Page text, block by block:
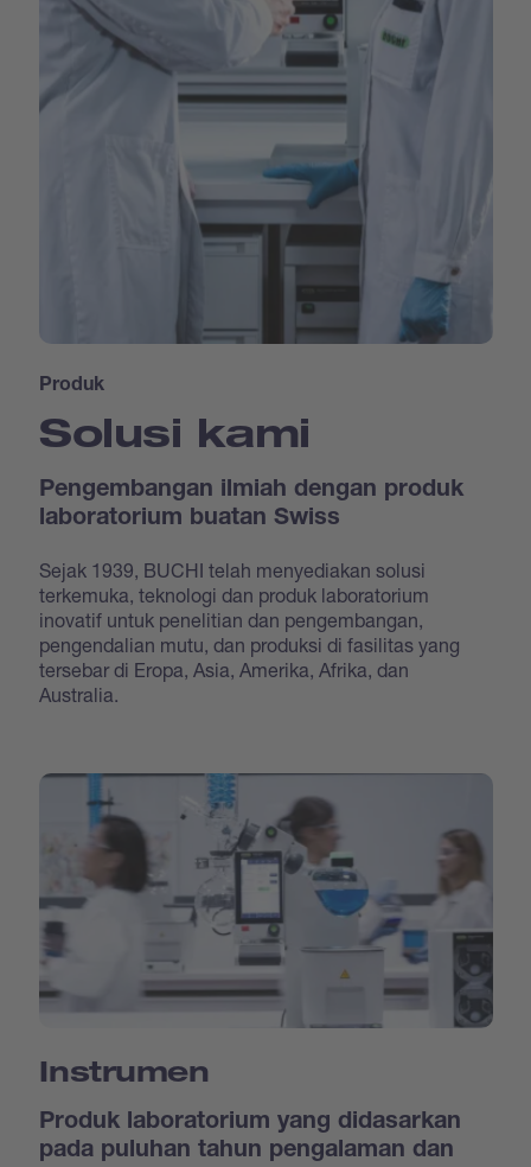
Produk
Solusi kami
Pengembangan ilmiah dengan produk
laboratorium buatan Swiss
Sejak 1939, BUCHI telah menyediakan solusi
terkemuka, teknologi dan produk laboratorium
inovatif untuk penelitian dan pengembangan,
pengendalian mutu, dan produksi di fasilitas yang
tersebar di Eropa, Asia, Amerika, Afrika, dan
Australia.
Instrumen
Produk laboratorium yang didasarkan
pada puluhan tahun pengalaman dan